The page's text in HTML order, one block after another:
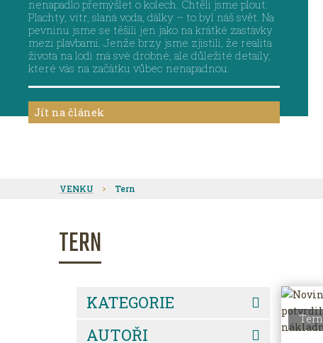
nenapadlo přemýšlet o kolech. Chtěli jsme plout.
Plachty, vítr, slaná voda, dálky – to byl náš svět. Na
pevninu jsme se těšili jen jako na krátké zastávky
mezi plavbami. Jenže brzy jsme zjistili, že realita
života na lodi má své drobné, ale důležité detaily,
které vás na začátku vůbec nenapadnou.
Jít na článek
VENKU Tern
TERN
KATEGORIE
AUTOŘI
Tern